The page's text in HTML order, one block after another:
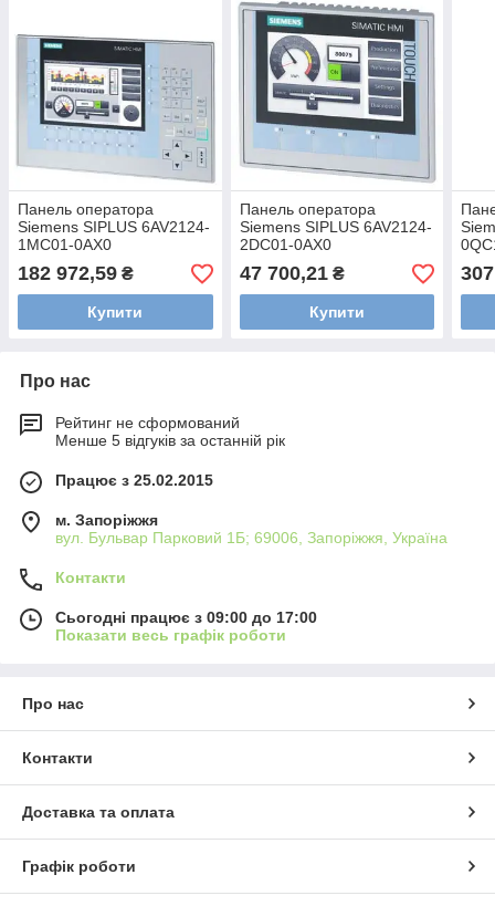
Панель оператора
Siemens SIPLUS 6AV2124-
1MC01-0AX0
182 972,59 ₴
Купити
Панель оператора
Siemens SIPLUS 6AV2124-
2DC01-0AX0
47 700,21₴
Купити
Про нас
Рейтинг не сформований
Менше 5 відгуків за останній рік
Працює з 25.02.2015
м. Запоріжжя
вул. Бульвар Парковий 1Б; 69006, Запоріжжя, Україна
Контакти
Сьогодні працює з 09:00 до 17:00
Показати весь графік роботи
Про нас
Контакти
Доставка та оплата
Графік роботи